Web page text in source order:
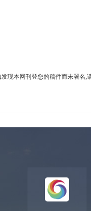
本网刊登您的稿件而未署名,